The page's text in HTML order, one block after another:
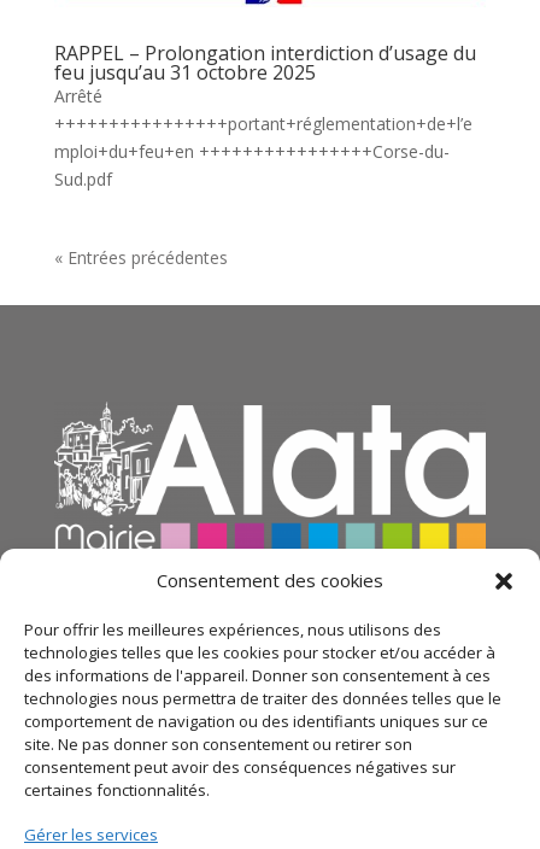
Consentement des cookies
Pour offrir les meilleures expériences, nous utilisons des
technologies telles que les cookies pour stocker et/ou accéder à
des informations de l'appareil. Donner son consentement à ces
technologies nous permettra de traiter des données telles que le
comportement de navigation ou des identifiants uniques sur ce
site. Ne pas donner son consentement ou retirer son
consentement peut avoir des conséquences négatives sur
certaines fonctionnalités.
Gérer les services
RAPPEL – Prolongation interdiction d’usage du
feu jusqu’au 31 octobre 2025
Arrêté
++++++++++++++++portant+réglementation+de+l’e
mploi+du+feu+en ++++++++++++++++Corse-du-
Sud.pdf
« Entrées précédentes
© 2021 Mairie d’Alata – Réalisation